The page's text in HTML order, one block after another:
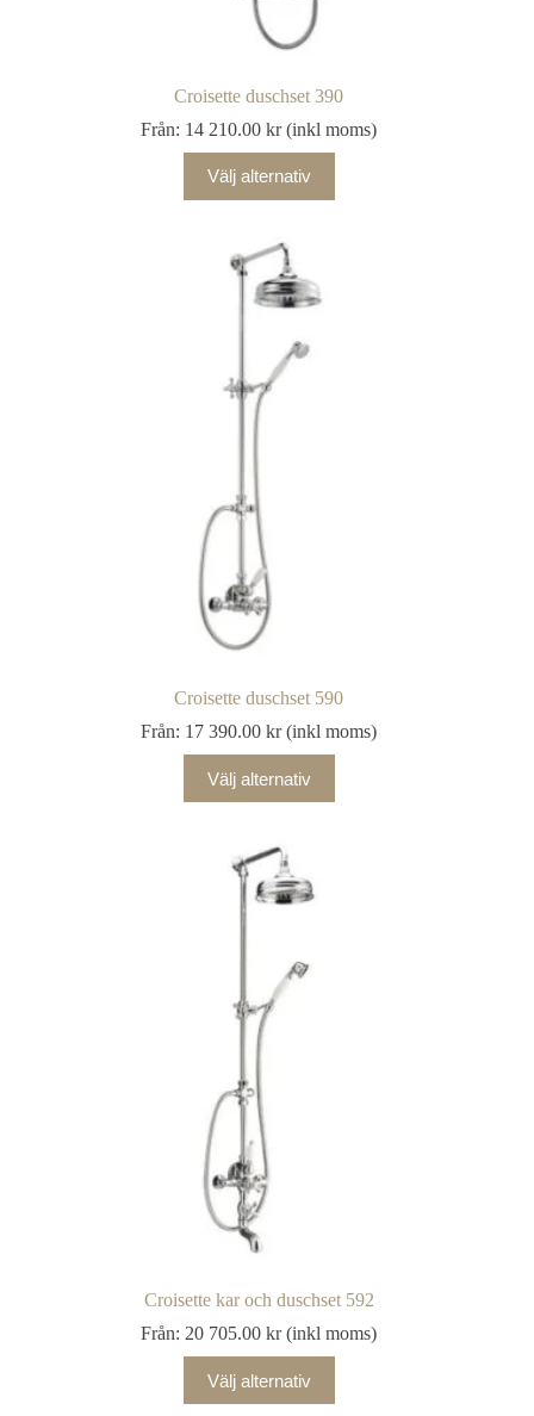
Croisette duschset 390
Från: 14 210.00kr(inkl moms)
Välj alternativ
Croisette duschset 590
Från: 17 390.00kr(inkl moms)
Välj alternativ
Croisette kar och duschset 592
Från: 20 705.00kr(inkl moms)
Välj alternativ